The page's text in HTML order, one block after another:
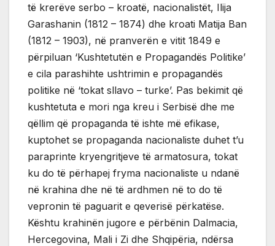
të krerëve serbo – kroatë, nacionalistët, Ilija
Garashanin (1812 – 1874) dhe kroati Matija Ban
(1812 – 1903), në pranverën e vitit 1849 e
përpiluan ‘Kushtetutën e Propagandës Politike’
e cila parashihte ushtrimin e propagandës
politike në ‘tokat sllavo – turke’. Pas bekimit që
kushtetuta e mori nga kreu i Serbisë dhe me
qëllim që propaganda të ishte më efikase,
kuptohet se propaganda nacionaliste duhet t’u
paraprinte kryengritjeve të armatosura, tokat
ku do të përhapej fryma nacionaliste u ndanë
në krahina dhe në të ardhmen në to do të
vepronin të paguarit e qeverisë përkatëse.
Kështu krahinën jugore e përbënin Dalmacia,
Hercegovina, Mali i Zi dhe Shqipëria, ndërsa